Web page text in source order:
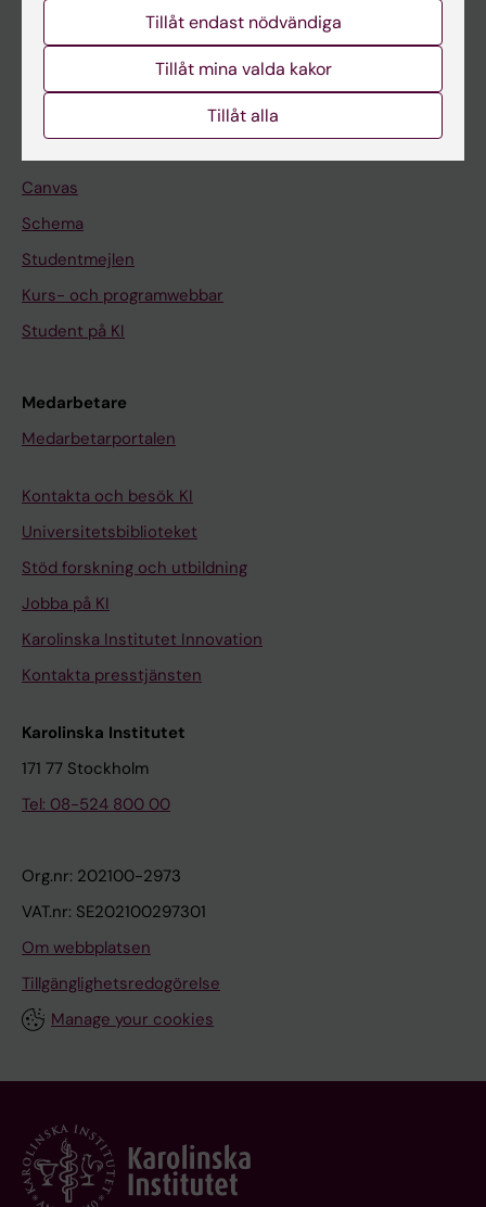
Canvas
Schema
Studentmejlen
Kurs- och programwebbar
Student på KI
Medarbetare
Medarbetarportalen
Kontakta och besök KI
Universitetsbiblioteket
Stöd forskning och utbildning
Jobba på KI
Karolinska Institutet Innovation
Kontakta presstjänsten
Karolinska Institutet
171 77 Stockholm
Tel: 08-524 800 00
Org.nr: 202100-2973
VAT.nr: SE202100297301
Om webbplatsen
Tillgänglighetsredogörelse
Manage your cookies
Tillåt endast nödvändiga
Tillåt mina valda kakor
Tillåt alla